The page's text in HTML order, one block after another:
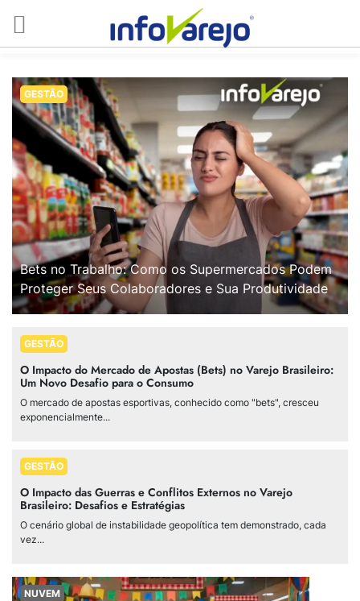
GESTÃO
Bets no Trabalho: Como os Supermercados Podem
Proteger Seus Colaboradores e Sua Produtividade
GESTÃO
O Impacto do Mercado de Apostas (Bets) no Varejo Brasileiro:
Um Novo Desafio para o Consumo
O mercado de apostas esportivas, conhecido como "bets", cresceu
exponencialmente...
GESTÃO
O Impacto das Guerras e Conflitos Externos no Varejo
Brasileiro: Desafios e Estratégias
O cenário global de instabilidade geopolítica tem demonstrado, cada
vez...
NUVEM